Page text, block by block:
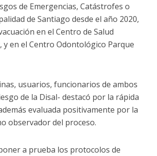
de Emergencias, Catástrofes o
de Santiago desde el año 2020,
en el Centro de Salud
y en el Centro Odontológico Parque
usuarios, funcionarios de ambos
de la Disal- destacó por la rápida
evaluada positivamente por la
observador del proceso.
a prueba los protocolos de